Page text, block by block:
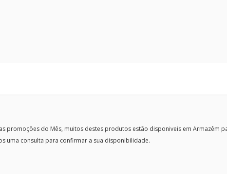
promoções do Mês, muitos destes produtos estão disponiveis em Armazêm
uma consulta para confirmar a sua disponibilidade.